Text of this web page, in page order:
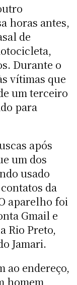
horas antes,
de
Durante o
vítimas que
um terceiro
para
após
um dos
usado
da
aparelho foi
Gmail e
Rio Preto,
Jamari.
ao endereço,
homem